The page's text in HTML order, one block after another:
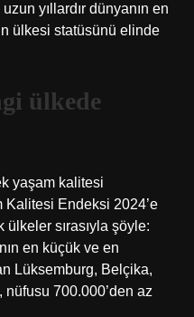
yıllardır dünyanın en
ülkesi statüsünü elinde
ülkede
yaşam kalitesi
Endeksi 2024’e
sırasıyla şöyle:
en küçük ve en
Lüksemburg, Belçika,
700.000’den az